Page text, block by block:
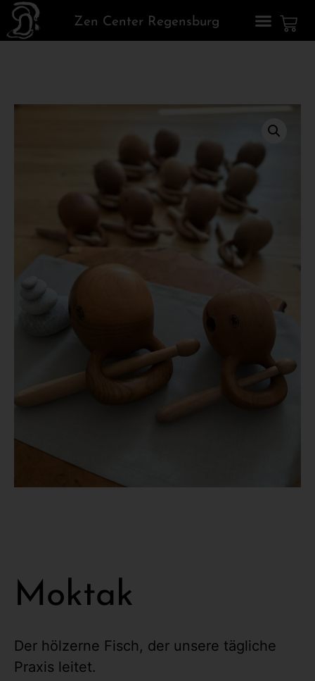
Zen Center Regensburg
Moktak
Der hölzerne Fisch, der unsere tägliche
Praxis leitet.